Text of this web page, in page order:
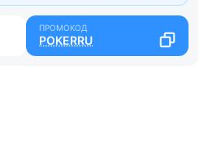
POKERRU